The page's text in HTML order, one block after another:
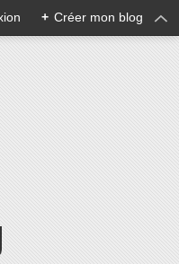
+ Créer mon blog